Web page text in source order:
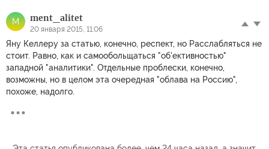
M ment_alitet
20 января 2015, 11:06
Яну Келлеру за статью, конечно, респект, но Расслабляться не
стоит. Равно, как и самообольщаться "об'ективностью"
западной "аналитики". Отдельные проблески, конечно,
возможны, но в целом эта очередная "облава на Россию",
похоже, надолго.